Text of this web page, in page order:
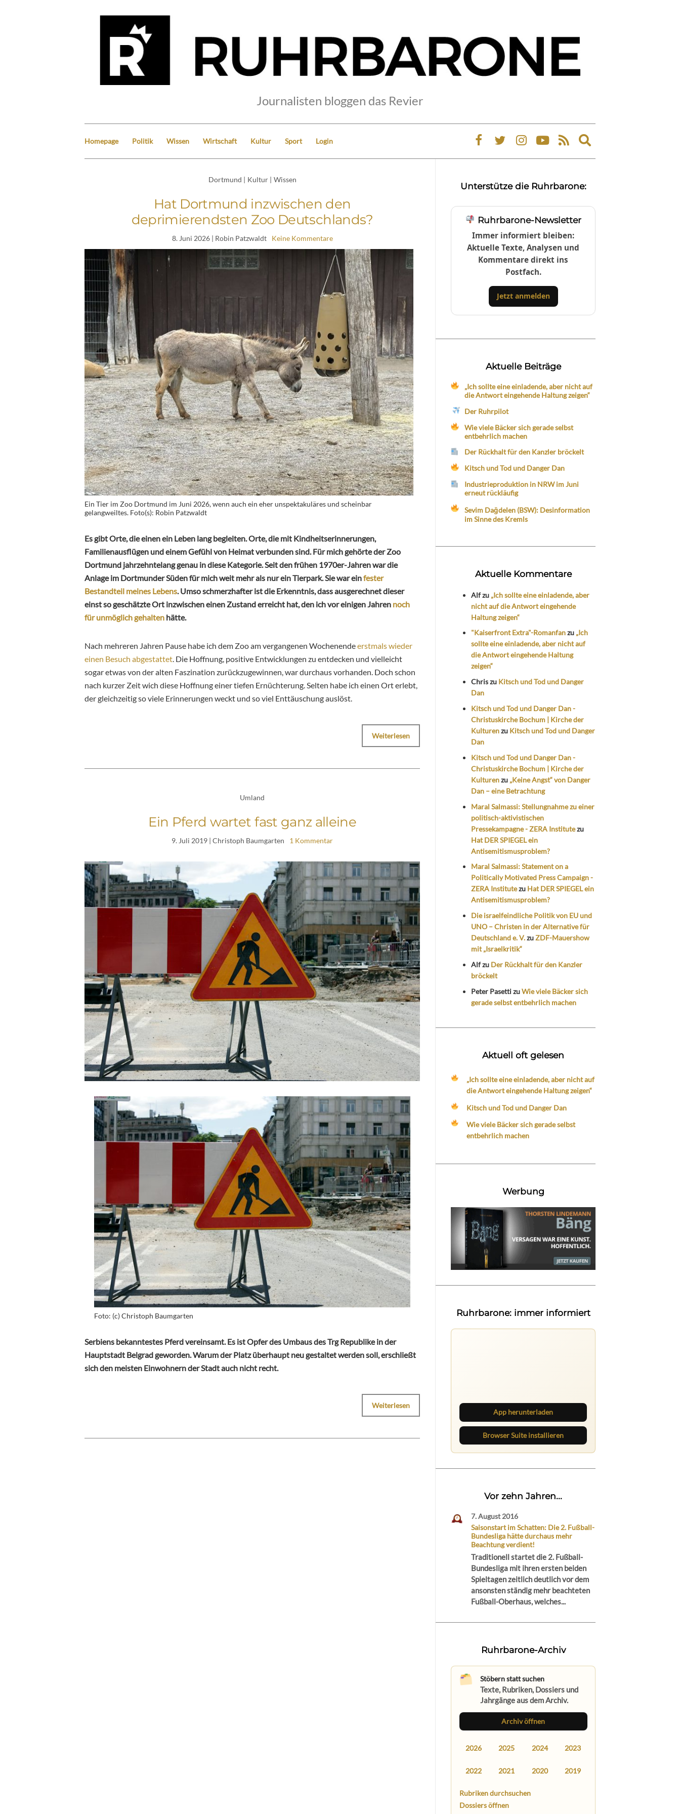
Journalisten bloggen das Revier
Homepage Politik Wissen Wirtschaft Kultur Sport Login
Expand
search
Dortmund | Kultur | Wissen
Hat Dortmund inzwischen den
deprimierendsten Zoo Deutschlands?
8. Juni 2026| Robin Patzwaldt Keine Kommentare
Ein Tier im Zoo Dortmund im Juni 2026, wenn auch ein eher unspektakuläres und scheinbar
gelangweiltes. Foto(s): Robin Patzwaldt
Es gibt Orte, die einen ein Leben lang begleiten. Orte, die mit Kindheitserinnerungen,
Familienausflügen und einem Gefühl von Heimat verbunden sind. Für mich gehörte der Zoo
Dortmund jahrzehntelang genau in diese Kategorie. Seit den frühen 1970er-Jahren war die
Anlage im Dortmunder Süden für mich weit mehr als nur ein Tierpark. Sie war einfester
Bestandteil meines Lebens. Umso schmerzhafter ist die Erkenntnis, dass ausgerechnet dieser
einst so geschätzte Ort inzwischen einen Zustand erreicht hat, den ich vor einigen Jahren noch
für unmöglich gehalten hätte.
Nach mehreren Jahren Pause habe ich dem Zoo am vergangenen Wochenendeerstmals wieder
einen Besuch abgestattet. Die Hoffnung, positive Entwicklungen zu entdecken und vielleicht
sogar etwas von der alten Faszination zurückzugewinnen, war durchaus vorhanden. Doch schon
nach kurzer Zeit wich diese Hoffnung einer tiefen Ernüchterung. Selten habe ich einen Ort erlebt,
der gleichzeitig so viele Erinnerungen weckt und so viel Enttäuschung auslöst.
Weiterlesen
Umland
Ein Pferd wartet fast ganz alleine
9. Juli 2019 | Christoph Baumgarten 1 Kommentar
Foto: (c) Christoph Baumgarten
Serbiens bekanntestes Pferd vereinsamt. Es ist Opfer des Umbaus des Trg Republike in der
Hauptstadt Belgrad geworden. Warum der Platz überhaupt neu gestaltet werden soll, erschließt
sich den meisten Einwohnern der Stadt auch nicht recht.
Weiterlesen
Unterstütze die Ruhrbarone:
Ruhrbarone-Newsletter
Immer informiert bleiben:
Aktuelle Texte, Analysen und
Kommentare direkt ins
Postfach.
Jetzt anmelden
Aktuelle Beiträge
„Ich sollte eine einladende, aber nicht auf
die Antwort eingehende Haltung zeigen“
Der Ruhrpilot
Wie viele Bäcker sich gerade selbst
entbehrlich machen
Der Rückhalt für den Kanzler bröckelt
Kitsch und Tod und Danger Dan
Industrieproduktion in NRW im Juni
erneut rückläufig
Sevim Dağdelen (BSW): Desinformation
im Sinne des Kremls
Aktuelle Kommentare
Alfzu „Ich sollte eine einladende, aber
nicht auf die Antwort eingehende
Haltung zeigen“
"Kaiserfront Extra"-Romanfanzu „Ich
sollte eine einladende, aber nicht auf
die Antwort eingehende Haltung
zeigen“
Chriszu Kitsch und Tod und Danger
Dan
Kitsch und Tod und Danger Dan -
Christuskirche Bochum | Kirche der
Kulturenzu Kitsch und Tod und Danger
Dan
Kitsch und Tod und Danger Dan -
Christuskirche Bochum | Kirche der
Kulturenzu „Keine Angst“ von Danger
Dan – eine Betrachtung
Maral Salmassi: Stellungnahme zu einer
politisch-aktivistischen
Pressekampagne - ZERA Institutezu
Hat DER SPIEGEL ein
Antisemitismusproblem?
Maral Salmassi: Statement on a
Politically Motivated Press Campaign -
ZERA Institutezu Hat DER SPIEGEL ein
Antisemitismusproblem?
Die israelfeindliche Politik von EU und
UNO – Christen in der Alternative für
Deutschland e. V.zuZDF-Mauershow
mit „Israelkritik“
Alfzu Der Rückhalt für den Kanzler
bröckelt
Peter PasettizuWie viele Bäcker sich
gerade selbst entbehrlich machen
Aktuell oft gelesen
„Ich sollte eine einladende, aber nicht auf
die Antwort eingehende Haltung zeigen“
Kitsch und Tod und Danger Dan
Wie viele Bäcker sich gerade selbst
entbehrlich machen
Werbung
Ruhrbarone: immer informiert
App herunterladen
Browser Suite installieren
Vor zehn Jahren...
7. August 2016
Saisonstart im Schatten: Die 2. Fußball-
Bundesliga hätte durchaus mehr
Beachtung verdient!
Traditionell startet die 2. Fußball-
Bundesliga mit ihren ersten beiden
Spieltagen zeitlich deutlich vor dem
ansonsten ständig mehr beachteten
Fußball-Oberhaus, welches...
Ruhrbarone-Archiv
Stöbern statt suchen
Texte, Rubriken, Dossiers und
Jahrgänge aus dem Archiv.
Archiv öffnen
2026 2025 2024 2023
2022 2021 2020 2019
Rubriken durchsuchen
Dossiers öffnen